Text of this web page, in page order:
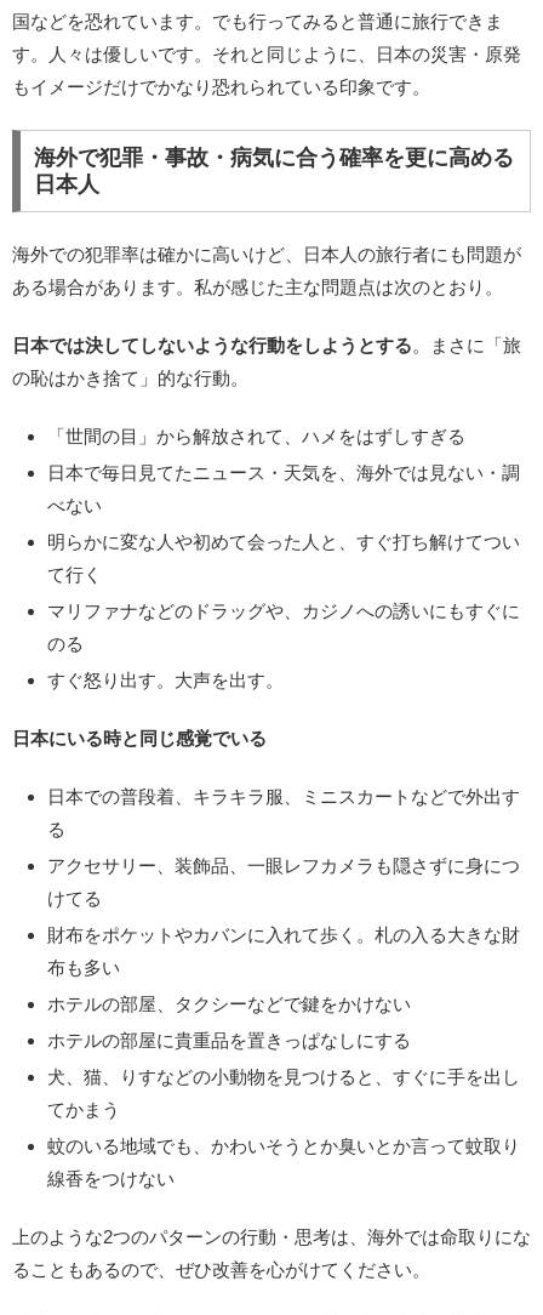
国などを恐れています。でも行ってみると普通に旅行できま
す。人々は優しいです。それと同じように、日本の災害・原発
もイメージだけでかなり恐れられている印象です。
海外で犯罪・事故・病気に合う確率を更に高める
日本人
海外での犯罪率は確かに高いけど、日本人の旅行者にも問題が
ある場合があります。私が感じた主な問題点は次のとおり。
日本では決してしないような行動をしようとする。まさに「旅
の恥はかき捨て」的な行動。
「世間の目」から解放されて、ハメをはずしすぎる
日本で毎日見てたニュース・天気を、海外では見ない・調
べない
明らかに変な人や初めて会った人と、すぐ打ち解けてつい
て行く
マリファナなどのドラッグや、カジノへの誘いにもすぐに
のる
すぐ怒り出す。大声を出す。
日本にいる時と同じ感覚でいる
日本での普段着、キラキラ服、ミニスカートなどで外出す
る
アクセサリー、装飾品、一眼レフカメラも隠さずに身につ
けてる
財布をポケットやカバンに入れて歩く。札の入る大きな財
布も多い
ホテルの部屋、タクシーなどで鍵をかけない
ホテルの部屋に貴重品を置きっぱなしにする
犬、猫、りすなどの小動物を見つけると、すぐに手を出し
てかまう
蚊のいる地域でも、かわいそうとか臭いとか言って蚊取り
線香をつけない
上のような2つのパターンの行動・思考は、海外では命取りにな
ることもあるので、ぜひ改善を心がけてください。